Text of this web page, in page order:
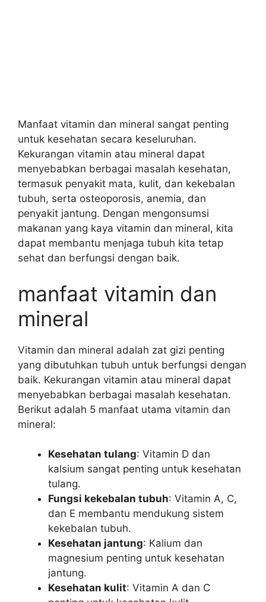
Manfaat vitamin dan mineral sangat penting
untuk kesehatan secara keseluruhan.
Kekurangan vitamin atau mineral dapat
menyebabkan berbagai masalah kesehatan,
termasuk penyakit mata, kulit, dan kekebalan
tubuh, serta osteoporosis, anemia, dan
penyakit jantung. Dengan mengonsumsi
makanan yang kaya vitamin dan mineral, kita
dapat membantu menjaga tubuh kita tetap
sehat dan berfungsi dengan baik.
manfaat vitamin dan
mineral
Vitamin dan mineral adalah zat gizi penting
yang dibutuhkan tubuh untuk berfungsi dengan
baik. Kekurangan vitamin atau mineral dapat
menyebabkan berbagai masalah kesehatan.
Berikut adalah 5 manfaat utama vitamin dan
mineral:
Kesehatan tulang: Vitamin D dan
kalsium sangat penting untuk kesehatan
tulang.
Fungsi kekebalan tubuh: Vitamin A, C,
dan E membantu mendukung sistem
kekebalan tubuh.
Kesehatan jantung: Kalium dan
magnesium penting untuk kesehatan
jantung.
Kesehatan kulit: Vitamin A dan C